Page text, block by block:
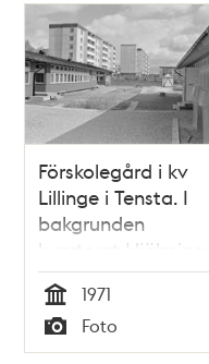
Förskolegård i kv
Lillinge i Tensta. I
bakgrunden
kvarteret Hjälminge.
Tid
1971
Typ
Foto